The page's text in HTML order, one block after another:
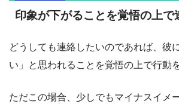
印象が下がることを覚悟の上で
どうしても連絡したいのであれば、彼
い」と思われることを覚悟の上で行動
ただこの場合、少しでもマイナスイメ